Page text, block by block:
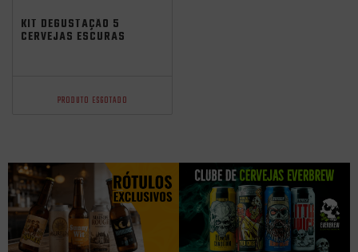
KIT DEGUSTAÇÃO 5
CERVEJAS ESCURAS
PRODUTO ESGOTADO